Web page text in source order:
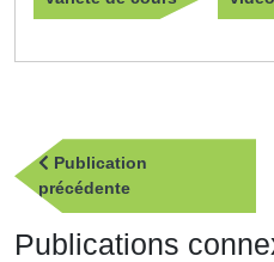
Navigation
de
l’article
Publication
précédentePublication
précédente
Publications